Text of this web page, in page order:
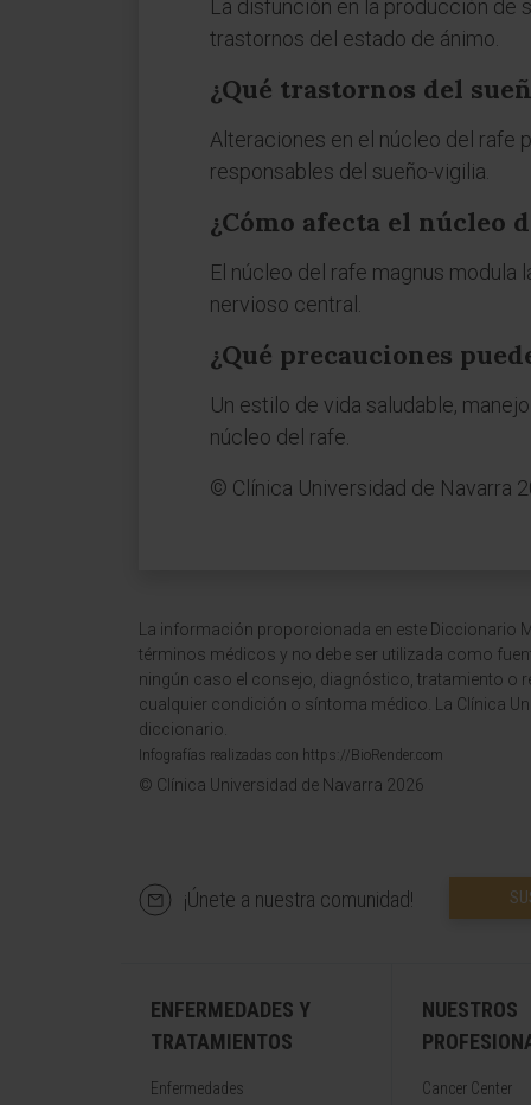
La disfunción en la producción de
trastornos del estado de ánimo.
¿Qué trastornos del
Alteraciones en el núcleo del rafe
responsables del sueño-vigilia.
¿Cómo afecta el núcleo
El núcleo del rafe magnus
nervioso central.
¿Qué precauciones
Un estilo de vida saludable,
núcleo del rafe.
© Clínica Universidad de Navarra
La información proporcionada en este Diccionario
términos médicos y no debe ser utilizada como
ningún caso el consejo, diagnóstico, tratamiento o
cualquier condición o síntoma médico. La Clínica
diccionario.
Infografías realizadas con https://BioRender.com
© Clínica Universidad de Navarra 2026
¡Únete a nuestra comunidad!
ENFERMEDADES Y
TRATAMIENTOS
Enfermedades
NUESTROS
Cancer Center